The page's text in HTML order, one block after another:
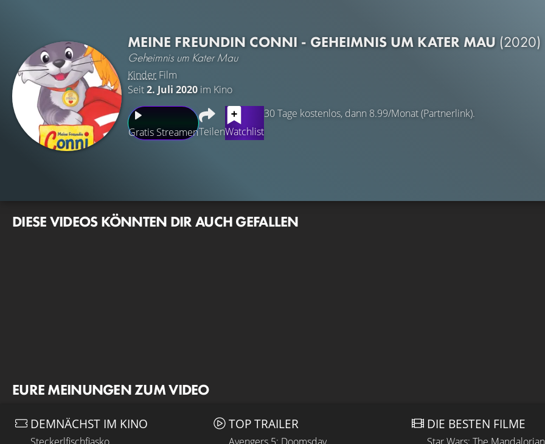
MEINE FREUNDIN CONNI - GEHEIMNIS UM KATER MAU (2020)
Geheimnis um Kater Mau
Kinder Film
Seit2. Juli 2020 im Kino
Gratis StreamenTeilenWatchlist
30 Tage kostenlos, dann 8.99/Monat (Partnerlink).
DIESE VIDEOS KÖNNTEN DIR AUCH GEFALLEN
EURE MEINUNGEN ZUM VIDEO
DEMNÄCHST IM KINO TOP TRAILER DIE BESTEN FILME